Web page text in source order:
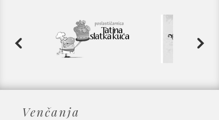
Venčanja